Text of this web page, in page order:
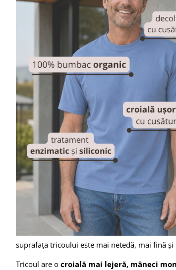
suprafața tricoului este mai netedă, mai fină
Tricoul are o croială mai lejeră, mâneci